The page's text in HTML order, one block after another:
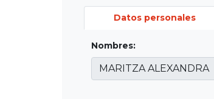
Datos personales
Nombres: